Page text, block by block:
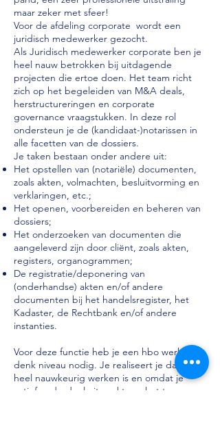
maar zeker met sfeer!
Voor de afdeling corporate wordt een
juridisch medewerker gezocht.
Als Juridisch medewerker corporate ben je
heel nauw betrokken bij uitdagende
projecten die ertoe doen. Het team richt
zich op het begeleiden van M&A deals,
herstructureringen en corporate
governance vraagstukken. In deze rol
ondersteun je de (kandidaat-)notarissen in
alle facetten van de dossiers.
Je taken bestaan onder andere uit:
Het opstellen van (notariële) documenten,
zoals akten, volmachten, besluitvorming en
verklaringen, etc.;
Het openen, voorbereiden en beheren van
dossiers;
Het onderzoeken van documenten die
aangeleverd zijn door cliënt, zoals akten,
registers, organogrammen;
De registratie/deponering van
(onderhandse) akten en/of andere
documenten bij het handelsregister, het
Kadaster, de Rechtbank en/of andere
instanties.
Voor deze functie heb je een hbo werk en
denk niveau nodig. Je realiseert je dat het
heel nauwkeurig werken is en omdat je
actief onderdeel uitmaakt van het team